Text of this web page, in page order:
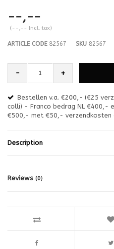
--,--
(--,-- Incl. tax)
ARTICLE CODE82567 SKU 82567
- +
Bestellen v.a. €200,- (€25
colli) - Franco bedrag NL €400,-
€500,- met €50,- verzendkosten
Description
Reviews (0)